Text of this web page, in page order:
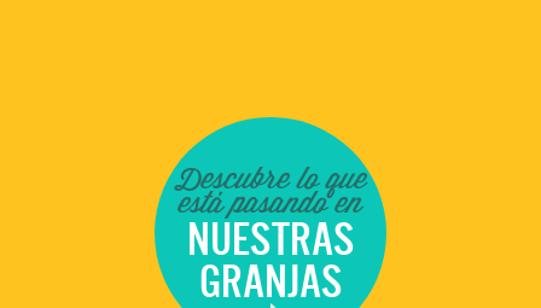
Descubre lo que
está pasando en
NUESTRAS
GRANJAS